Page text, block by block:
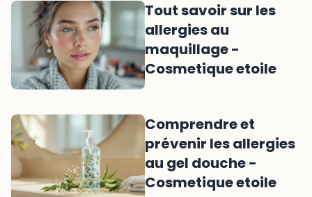
Tout savoir sur les
allergies au
maquillage -
Cosmetique etoile
Comprendre et
prévenir les allergies
au gel douche -
Cosmetique etoile